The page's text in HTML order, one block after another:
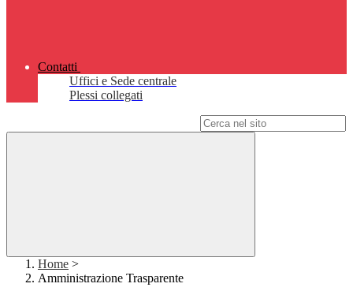
Contatti
Uffici e Sede centrale
Plessi collegati
Home >
Amministrazione Trasparente